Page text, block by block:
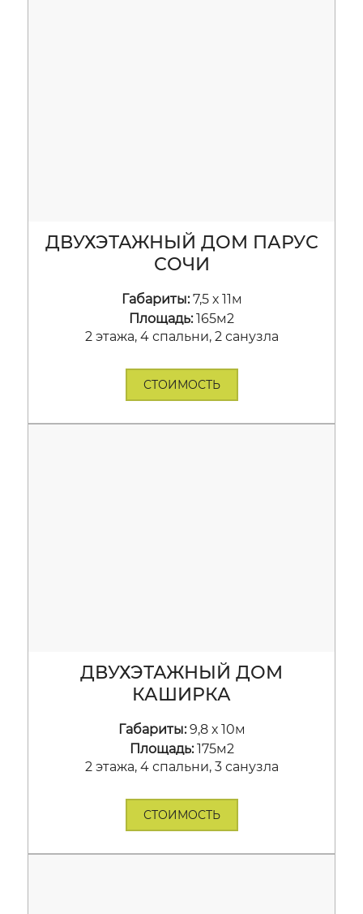
ДВУХЭТАЖНЫЙ ДОМ ПАРУС
СОЧИ
Габариты:7,5 х 11м
Площадь:165м2
2 этажа, 4 спальни, 2 санузла
СТОИМОСТЬ
ДВУХЭТАЖНЫЙ ДОМ
КАШИРКА
Габариты:9,8 х 10м
Площадь:175м2
2 этажа, 4 спальни, 3 санузла
СТОИМОСТЬ